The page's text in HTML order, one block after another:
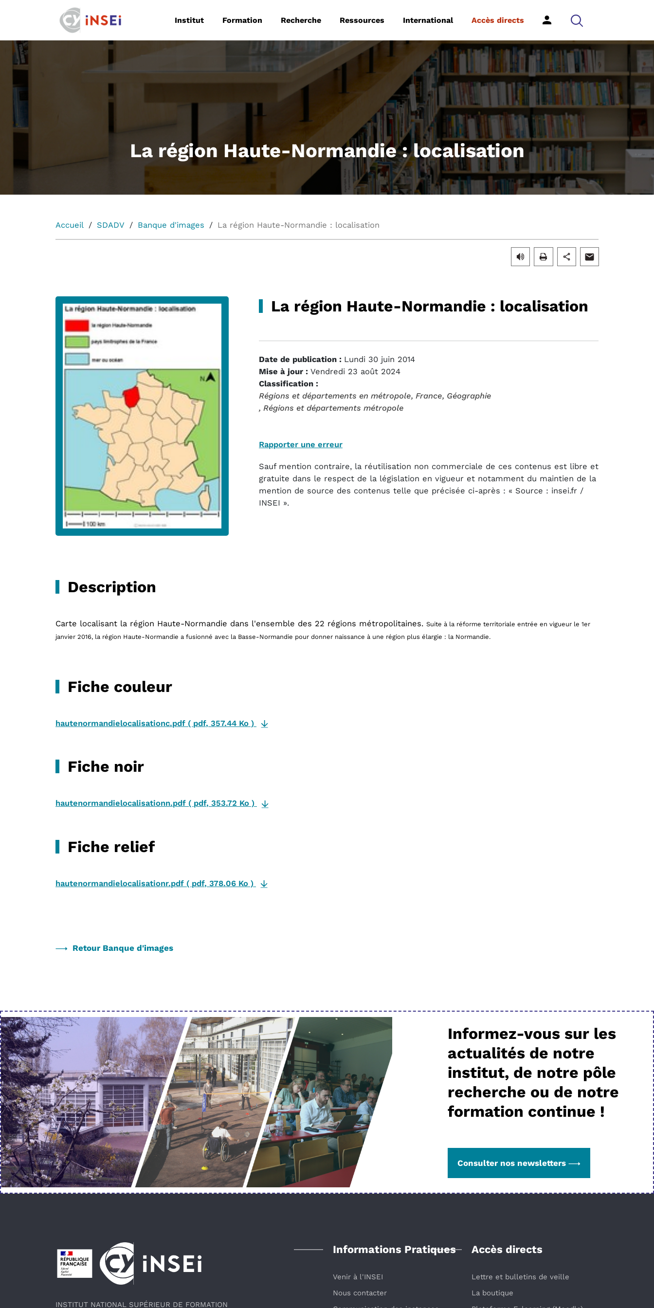
Institut Formation Recherche Ressources International Accès directs
La région Haute-Normandie : localisation
Accueil SDADV Banque d'images La région Haute-Normandie : localisation
La région Haute-Normandie : localisation
Date de publication : Lundi 30 juin 2014
Mise à jour : Vendredi 23 août 2024
Classification :
Régions et départements en métropole, France, Géographie
, Régions et départements métropole
Rapporter une erreur
Sauf mention contraire, la réutilisation non commerciale de ces contenus est libre et
gratuite dans le respect de la législation en vigueur et notamment du maintien de la
mention de source des contenus telle que précisée ci-après : « Source : insei.fr /
INSEI ».
Description
Carte localisant la région Haute-Normandie dans l'ensemble des 22 régions métropolitaines. Suite à la réforme territoriale entrée en vigueur le 1er
janvier 2016, la région Haute-Normandie a fusionné avec la Basse-Normandie pour donner naissance à une région plus élargie : la Normandie.
Fiche couleur
hautenormandielocalisationc.pdf ( pdf, 357.44 Ko )
Fiche noir
hautenormandielocalisationn.pdf ( pdf, 353.72 Ko )
Fiche relief
hautenormandielocalisationr.pdf ( pdf, 378.06 Ko )
Retour Banque d'images
Informez-vous sur les
actualités de notre
institut, de notre pôle
recherche ou de notre
formation continue !
Consulter nos newsletters
Pied de page
INSTITUT NATIONAL SUPÉRIEUR DE FORMATION
Informations Pratiques
Venir à l'INSEI
Nous contacter
Accès directs
Lettre et bulletins de veille
La boutique